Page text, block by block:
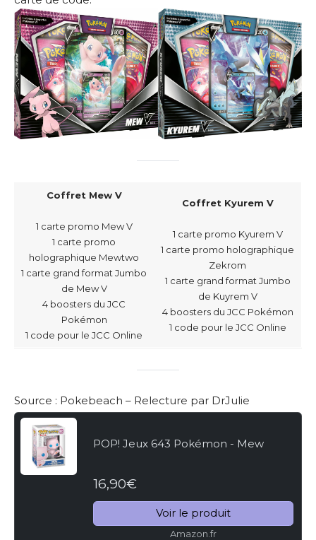
Coffret Mew V
1 carte promo Mew V
1 carte promo
holographique Mewtwo
1 carte grand format Jumbo
de Mew V
4 boosters du JCC
Pokémon
1 code pour le JCC Online
Coffret Kyurem V
1 carte promo Kyurem V
1 carte promo holographique
Zekrom
1 carte grand format Jumbo
de Kuyrem V
4 boosters du JCC Pokémon
1 code pour le JCC Online
Source : Pokebeach – Relecture par DrJulie
POP! Jeux 643 Pokémon - Mew
16,90€
Voir le produit
Amazon.fr